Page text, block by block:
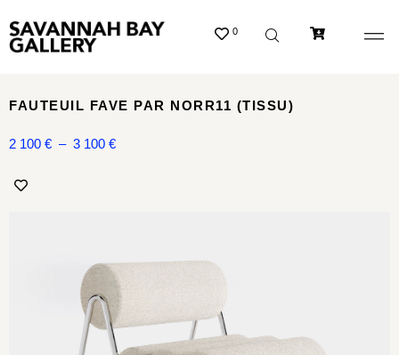
0
FAUTEUIL FAVE PAR NORR11 (TISSU)
2 100 € – 3 100 €